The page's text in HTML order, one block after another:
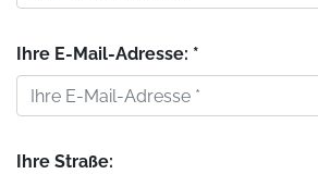
Ihre E-Mail-Adresse: *
Ihre Straße: